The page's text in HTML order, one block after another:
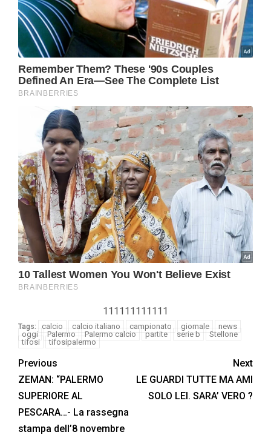
111111111111
Tags: calcio calcio italiano campionato giornale
news
oggi
Palermo Palermo calcio partite serie b
Stellone
tifosi
tifosipalermo
Previous
ZEMAN: “PALERMO
SUPERIORE AL
PESCARA…- La rassegna
stampa dell’8 novembre
Next
LE GUARDI TUTTE MA AMI
SOLO LEI. SARA’ VERO ?